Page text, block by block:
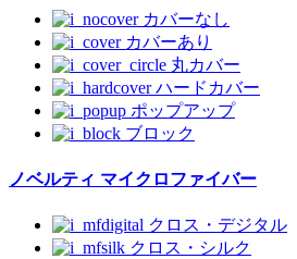
カバーなし
カバーあり
丸カバー
ハードカバー
ポップアップ
ブロック
ノベルティ マイクロファイバー
クロス・デジタル
クロス・シルク